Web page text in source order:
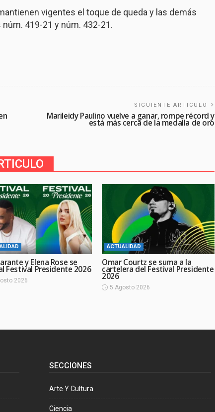
vigentes el toque de queda y las demás
419-21 y núm. 432-21.
SIGUIENTE ARTICULO
Marileidy Paulino vuelve a ganar, rompe récord y
está más cerca de la medalla de oro
y Elena Rose se
Festival Presidente 2026
2026
ACTUALIDAD
Omar Courtz se suma a la
cartelera del Festival Presidente
2026
5 Agosto 2026
SECCIONES
Arte Y Cultura
Ciencia